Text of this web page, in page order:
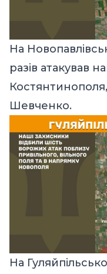
На
разів атакував
Шевченко.
На